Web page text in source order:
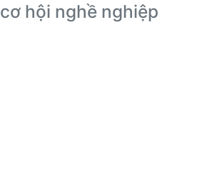
cơ hội nghề nghiệp